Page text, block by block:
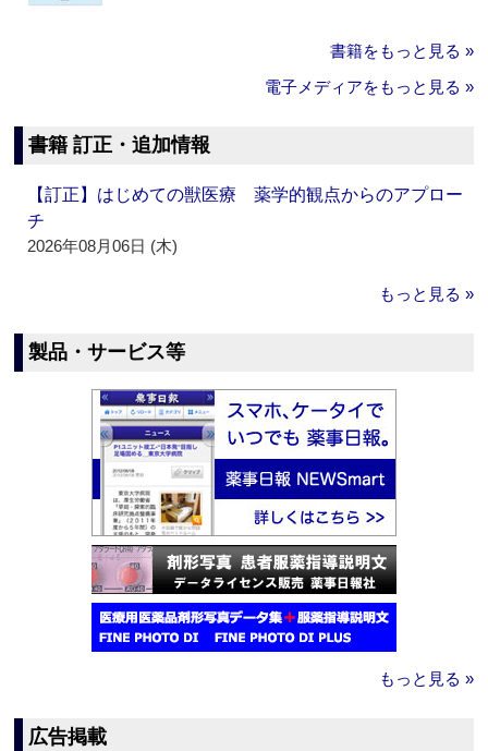
書籍をもっと見る »
電子メディアをもっと見る »
書籍 訂正・追加情報
【訂正】はじめての獣医療 薬学的観点からのアプロー
チ
2026年08月06日 (木)
もっと見る »
製品・サービス等
もっと見る »
広告掲載